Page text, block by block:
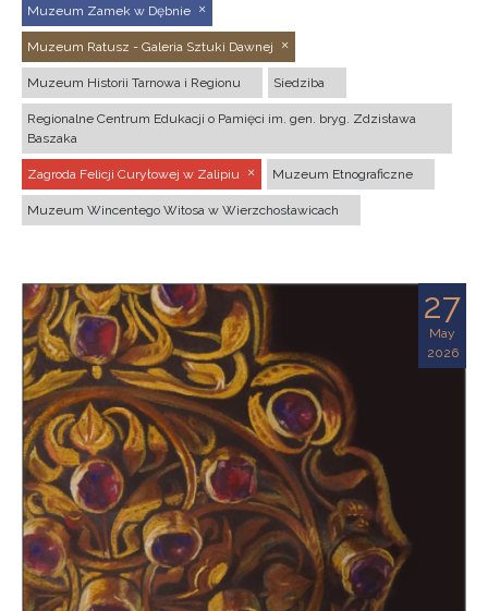
Muzeum Zamek w Dębnie
Muzeum Ratusz - Galeria Sztuki Dawnej
Muzeum Historii Tarnowa i Regionu Siedziba
Regionalne Centrum Edukacji o Pamięci im. gen. bryg. Zdzisława
Baszaka
Zagroda Felicji Curyłowej w Zalipiu Muzeum Etnograficzne
Muzeum Wincentego Witosa w Wierzchosławicach
27
May
2026